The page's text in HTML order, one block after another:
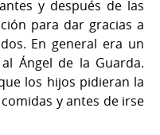
y después de las
para dar gracias a
En general era un
Ángel de la Guarda.
los hijos pidieran la
y antes de irse